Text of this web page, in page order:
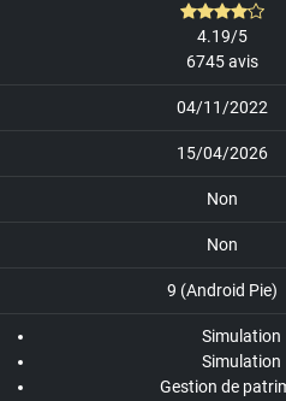
4.19/5
6745 avis
04/11/2022
15/04/2026
Non
Non
9 (Android Pie)
Simulation
Simulation
Gestion de